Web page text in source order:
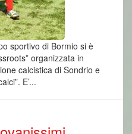
sportivo di Bormio si è
organizzata in
calcistica di Sondrio e
E’...